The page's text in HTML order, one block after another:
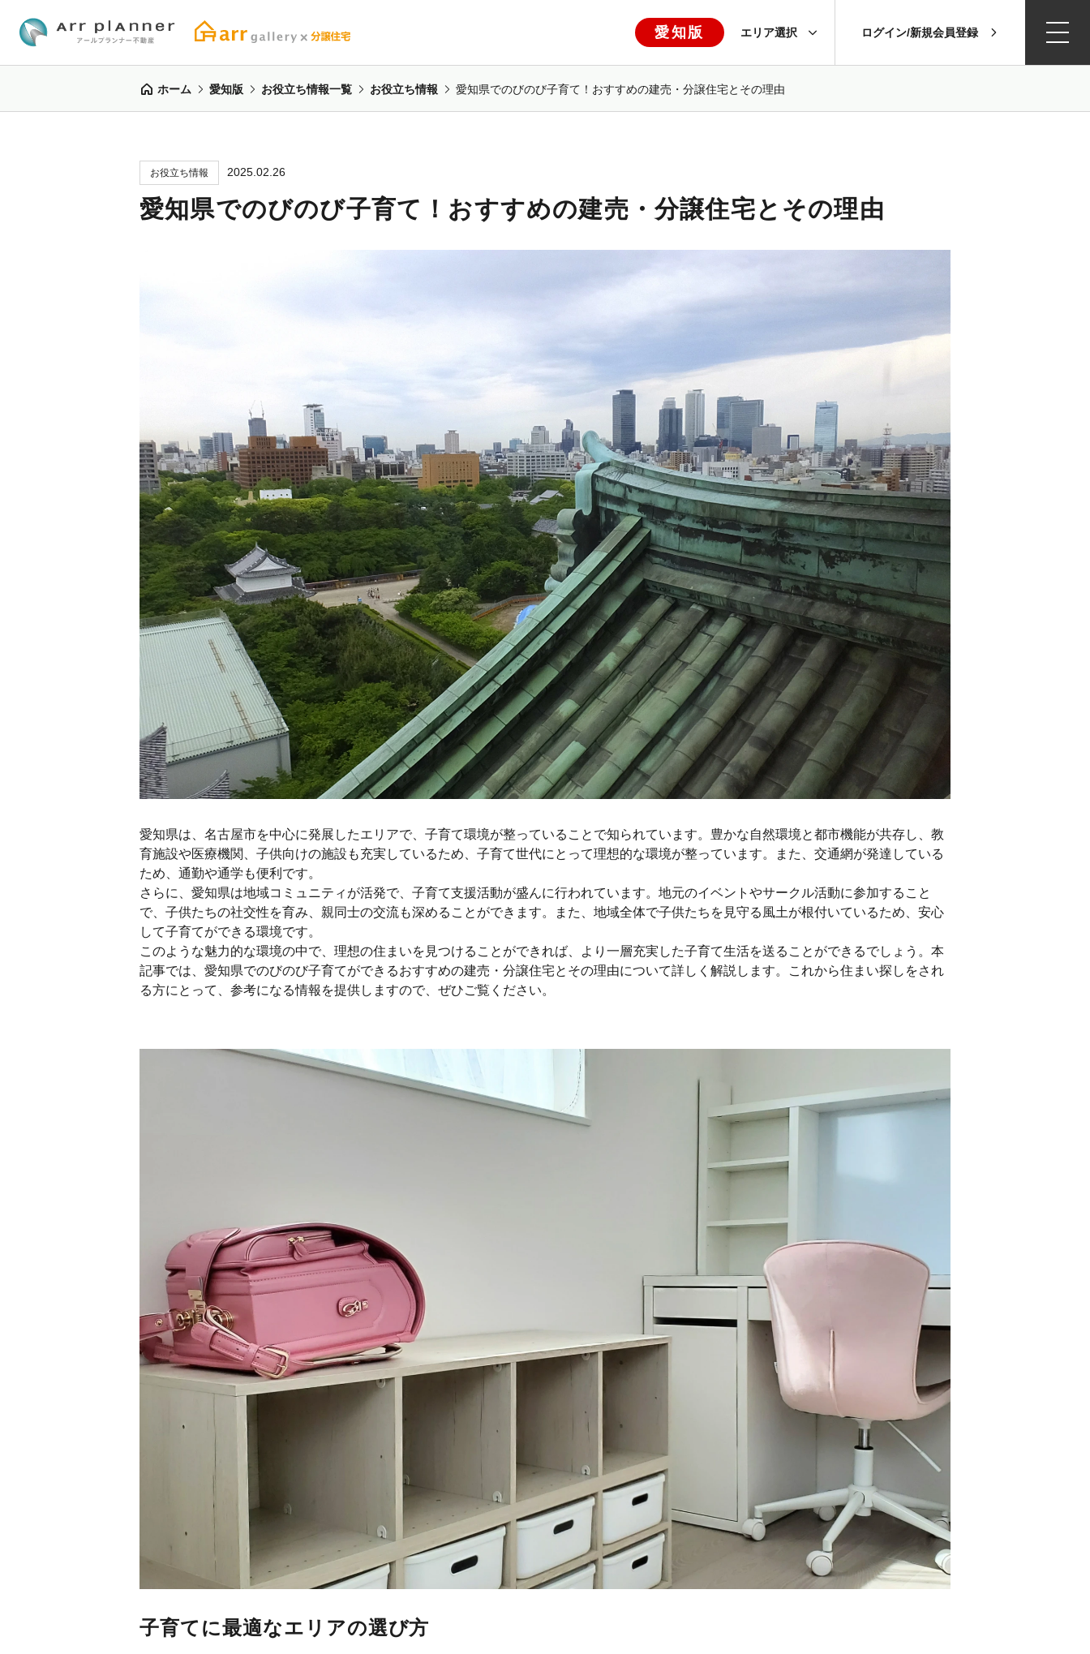
愛知版 エリア選択 ログイン/新規会員登録
ホーム 愛知版 お役立ち情報一覧 お役立ち情報 愛知県でのびのび子育て！おすすめの建売・分譲住宅とその理由
お役立ち情報 2025.02.26
愛知県でのびのび子育て！おすすめの建売・分譲住宅とその理由
愛知県は、名古屋市を中心に発展したエリアで、子育て環境が整っていることで知られています。豊かな自然環境と都市機能が共存し、教
育施設や医療機関、子供向けの施設も充実しているため、子育て世代にとって理想的な環境が整っています。また、交通網が発達している
ため、通勤や通学も便利です。
さらに、愛知県は地域コミュニティが活発で、子育て支援活動が盛んに行われています。地元のイベントやサークル活動に参加すること
で、子供たちの社交性を育み、親同士の交流も深めることができます。また、地域全体で子供たちを見守る風土が根付いているため、安心
して子育てができる環境です。
このような魅力的な環境の中で、理想の住まいを見つけることができれば、より一層充実した子育て生活を送ることができるでしょう。本
記事では、愛知県でのびのび子育てができるおすすめの建売・分譲住宅とその理由について詳しく解説します。これから住まい探しをされ
る方にとって、参考になる情報を提供しますので、ぜひご覧ください。
子育てに最適なエリアの選び方